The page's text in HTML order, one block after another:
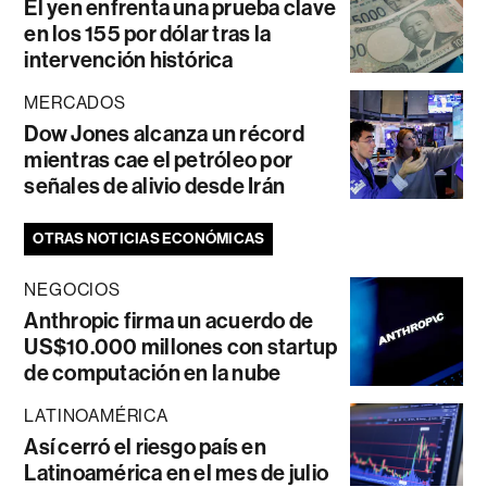
El yen enfrenta una prueba clave
en los 155 por dólar tras la
intervención histórica
MERCADOS
Dow Jones alcanza un récord
mientras cae el petróleo por
señales de alivio desde Irán
OTRAS NOTICIAS ECONÓMICAS
NEGOCIOS
Anthropic firma un acuerdo de
US$10.000 millones con startup
de computación en la nube
LATINOAMÉRICA
Así cerró el riesgo país en
Latinoamérica en el mes de julio